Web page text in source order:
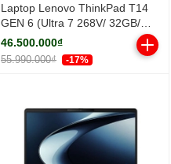
Laptop Lenovo ThinkPad T14
GEN 6 (Ultra 7 268V/ 32GB/
512GB SSD/ 14 inch WUXGA/
NoOS/ Black/ Vỏ nhôm/ 3Y)
46.500.000₫
55.990.000₫ -17%